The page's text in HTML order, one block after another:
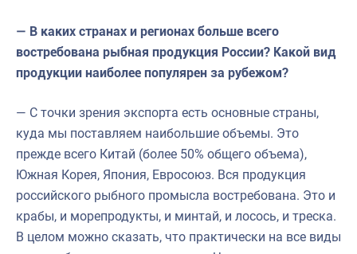
— В каких странах и регионах больше всего
востребована рыбная продукция России? Какой вид
продукции наиболее популярен за рубежом?
— С точки зрения экспорта есть основные страны,
куда мы поставляем наибольшие объемы. Это
прежде всего Китай (более 50% общего объема),
Южная Корея, Япония, Евросоюз. Вся продукция
российского рыбного промысла востребована. Это и
крабы, и морепродукты, и минтай, и лосось, и треска.
В целом можно сказать, что практически на все виды